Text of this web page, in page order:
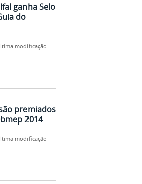
ganha Selo
do
modificação
premiados
2014
modificação